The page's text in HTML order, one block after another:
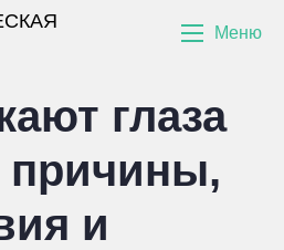
Меню
глаза
причины,
и